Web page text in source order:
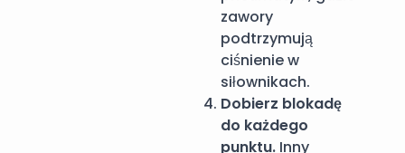
zawory
podtrzymują
ciśnienie w
siłownikach.
Dobierz blokadę
do każdego
punktu. Inny